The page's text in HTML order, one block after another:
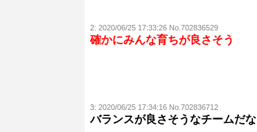
2: 2020/06/25 17:33:26 No.702836529
確かにみんな育ちが良さそう
3: 2020/06/25 17:34:16 No.702836712
バランスが良さそうなチームだな